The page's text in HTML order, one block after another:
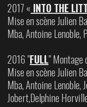
2017 « INTO THE
Mise en scène Julien
Mba, Antoine
2016 "FULL" Montage
Mise en scène Julien
Mba, Antoine Lenoble,
Jobert,Delphine